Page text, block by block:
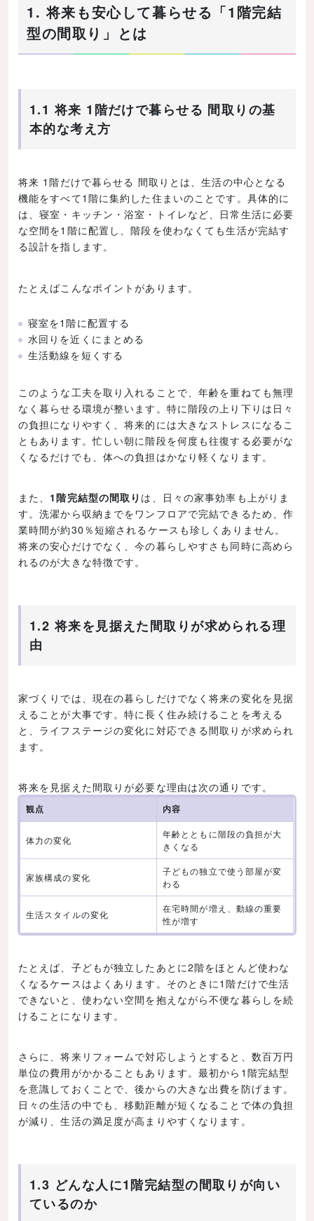
1. 将来も安心して暮らせる「1階完結
型の間取り」とは
1.1 将来 1階だけで暮らせる 間取りの基
本的な考え方
将来 1階だけで暮らせる 間取りとは、生活の中心となる
機能をすべて1階に集約した住まいのことです。具体的に
は、寝室・キッチン・浴室・トイレなど、日常生活に必要
な空間を1階に配置し、階段を使わなくても生活が完結す
る設計を指します。
たとえばこんなポイントがあります。
寝室を1階に配置する
水回りを近くにまとめる
生活動線を短くする
このような工夫を取り入れることで、年齢を重ねても無理
なく暮らせる環境が整います。特に階段の上り下りは日々
の負担になりやすく、将来的には大きなストレスになるこ
ともあります。忙しい朝に階段を何度も往復する必要がな
くなるだけでも、体への負担はかなり軽くなります。
また、 1階完結型の間取り は、日々の家事効率も上がりま
す。洗濯から収納までをワンフロアで完結できるため、作
業時間が約30％短縮されるケースも珍しくありません。
将来の安心だけでなく、今の暮らしやすさも同時に高めら
れるのが大きな特徴です。
1.2 将来を見据えた間取りが求められる理
由
家づくりでは、現在の暮らしだけでなく将来の変化を見据
えることが大事です。特に長く住み続けることを考える
と、ライフステージの変化に対応できる間取りが求められ
ます。
将来を見据えた間取りが必要な理由は次の通りです。
観点 内容
体力の変化
年齢とともに階段の負担が大
きくなる
家族構成の変化
子どもの独立で使う部屋が変
わる
生活スタイルの変化
在宅時間が増え、動線の重要
性が増す
たとえば、子どもが独立したあとに2階をほとんど使わな
くなるケースはよくあります。そのときに1階だけで生活
できないと、使わない空間を抱えながら不便な暮らしを続
けることになります。
さらに、将来リフォームで対応しようとすると、数百万円
単位の費用がかかることもあります。最初から1階完結型
を意識しておくことで、後からの大きな出費を防げます。
日々の生活の中でも、移動距離が短くなることで体の負担
が減り、生活の満足度が高まりやすくなります。
1.3 どんな人に1階完結型の間取りが向い
ているのか